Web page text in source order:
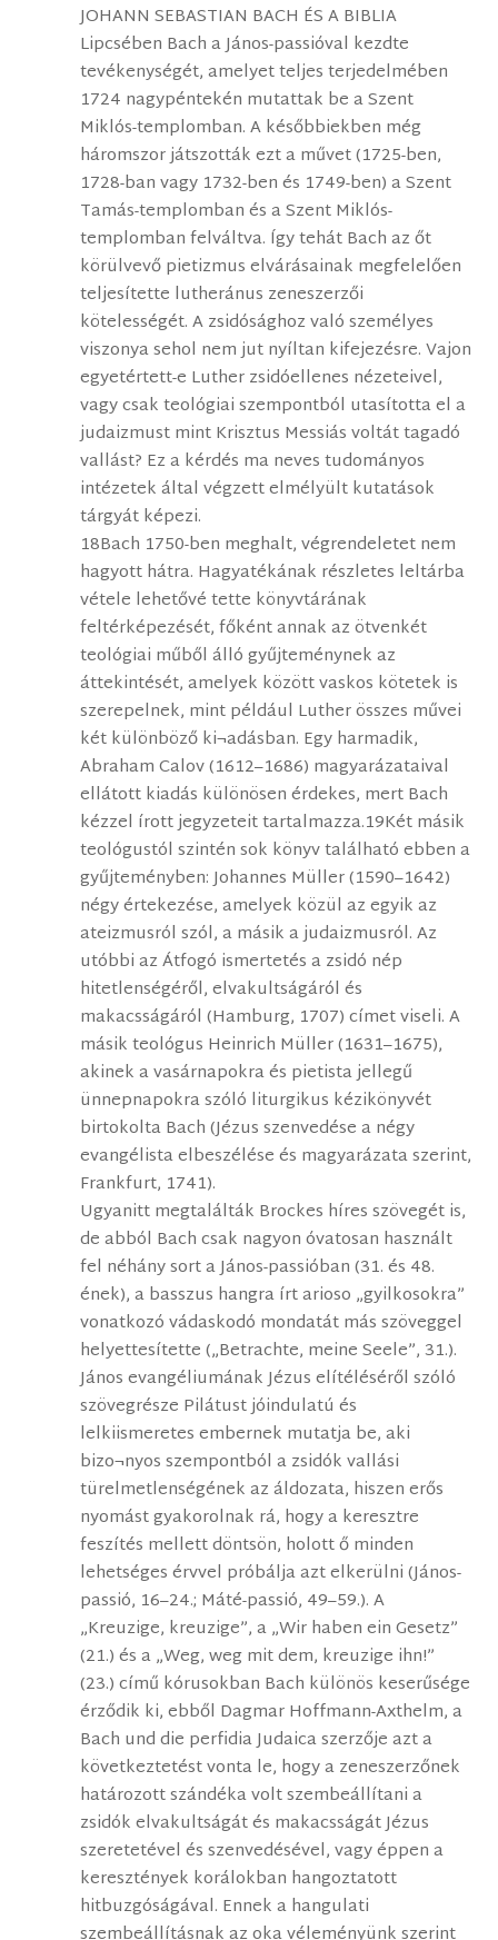
JOHANN SEBASTIAN BACH ÉS A BIBLIA
Lipcsében Bach a János-passióval kezdte
tevékenységét, amelyet teljes terjedelmében
1724 nagypéntekén mutattak be a Szent
Miklós-templomban. A későbbiekben még
háromszor játszották ezt a művet (1725-ben,
1728-ban vagy 1732-ben és 1749-ben) a Szent
Tamás-templomban és a Szent Miklós-
templomban felváltva. Így tehát Bach az őt
körülvevő pietizmus elvárásainak megfelelően
teljesítette lutheránus zeneszerzői
kötelességét. A zsidósághoz való személyes
viszonya sehol nem jut nyíltan kifejezésre. Vajon
egyetértett-e Luther zsidóellenes nézeteivel,
vagy csak teológiai szempontból utasította el a
judaizmust mint Krisztus Messiás voltát tagadó
vallást? Ez a kérdés ma neves tudományos
intézetek által végzett elmélyült kutatások
tárgyát képezi.
18Bach 1750-ben meghalt, végrendeletet nem
hagyott hátra. Hagyatékának részletes leltárba
vétele lehetővé tette könyvtárának
feltérképezését, főként annak az ötvenkét
teológiai műből álló gyűjteménynek az
áttekintését, amelyek között vaskos kötetek is
szerepelnek, mint például Luther összes művei
két különböző ki¬adásban. Egy harmadik,
Abraham Calov (1612–1686) magyarázataival
ellátott kiadás különösen érdekes, mert Bach
kézzel írott jegyzeteit tartalmazza.19Két másik
teológustól szintén sok könyv található ebben a
gyűjteményben: Johannes Müller (1590–1642)
négy értekezése, amelyek közül az egyik az
ateizmusról szól, a másik a judaizmusról. Az
utóbbi az Átfogó ismertetés a zsidó nép
hitetlenségéről, elvakultságáról és
makacsságáról (Hamburg, 1707) címet viseli. A
másik teológus Heinrich Müller (1631–1675),
akinek a vasárnapokra és pietista jellegű
ünnepnapokra szóló liturgikus kézikönyvét
birtokolta Bach (Jézus szenvedése a négy
evangélista elbeszélése és magyarázata szerint,
Frankfurt, 1741).
Ugyanitt megtalálták Brockes híres szövegét is,
de abból Bach csak nagyon óvatosan használt
fel néhány sort a János-passióban (31. és 48.
ének), a basszus hangra írt arioso „gyilkosokra”
vonatkozó vádaskodó mondatát más szöveggel
helyettesítette („Betrachte, meine Seele”, 31.).
János evangéliumának Jézus elítéléséről szóló
szövegrésze Pilátust jóindulatú és
lelkiismeretes embernek mutatja be, aki
bizo¬nyos szempontból a zsidók vallási
türelmetlenségének az áldozata, hiszen erős
nyomást gyakorolnak rá, hogy a keresztre
feszítés mellett döntsön, holott ő minden
lehetséges érvvel próbálja azt elkerülni (János-
passió, 16–24.; Máté-passió, 49–59.). A
„Kreuzige, kreuzige”, a „Wir haben ein Gesetz”
(21.) és a „Weg, weg mit dem, kreuzige ihn!”
(23.) című kórusokban Bach különös keserűsége
érződik ki, ebből Dagmar Hoffmann-Axthelm, a
Bach und die perfidia Judaica szerzője azt a
következtetést vonta le, hogy a zeneszerzőnek
határozott szándéka volt szembeállítani a
zsidók elvakultságát és makacsságát Jézus
szeretetével és szenvedésével, vagy éppen a
keresztények korálokban hangoztatott
hitbuzgóságával. Ennek a hangulati